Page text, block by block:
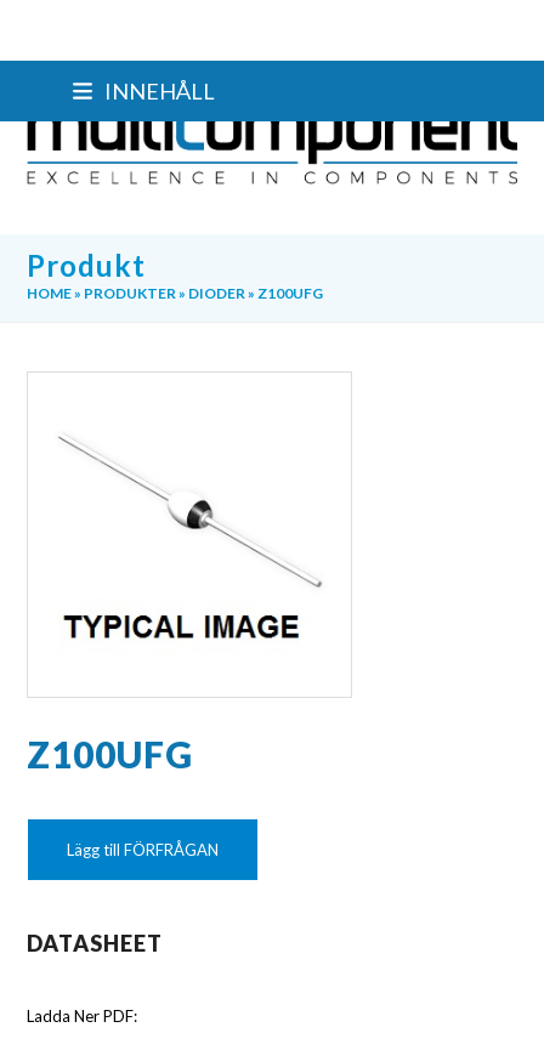
INNEHÅLL
Produkt
HOME» PRODUKTER» DIODER»Z100UFG
Z100UFG
Lägg till FÖRFRÅGAN
DATASHEET
Ladda Ner PDF: